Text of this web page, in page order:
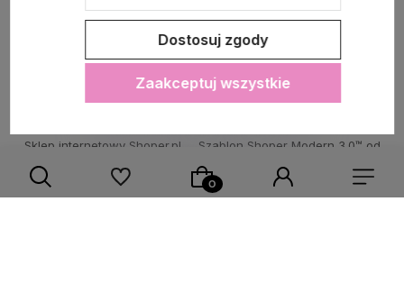
Zawartość tej strony jest chroniona prawem autorskim - PINK BOX®
Sklep internetowy Shoper.pl Szablon Shoper Modern 3.0™ od
Dostosuj zgody
Zaakceptuj wszystkie